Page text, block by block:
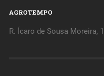
AGROTEMPO
R. Ícaro de Sousa Moreira,